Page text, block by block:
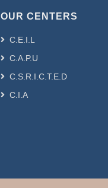
OUR CENTERS
C.E.I.L
C.A.P.U
C.S.R.I.C.T.E.D
C.I.A